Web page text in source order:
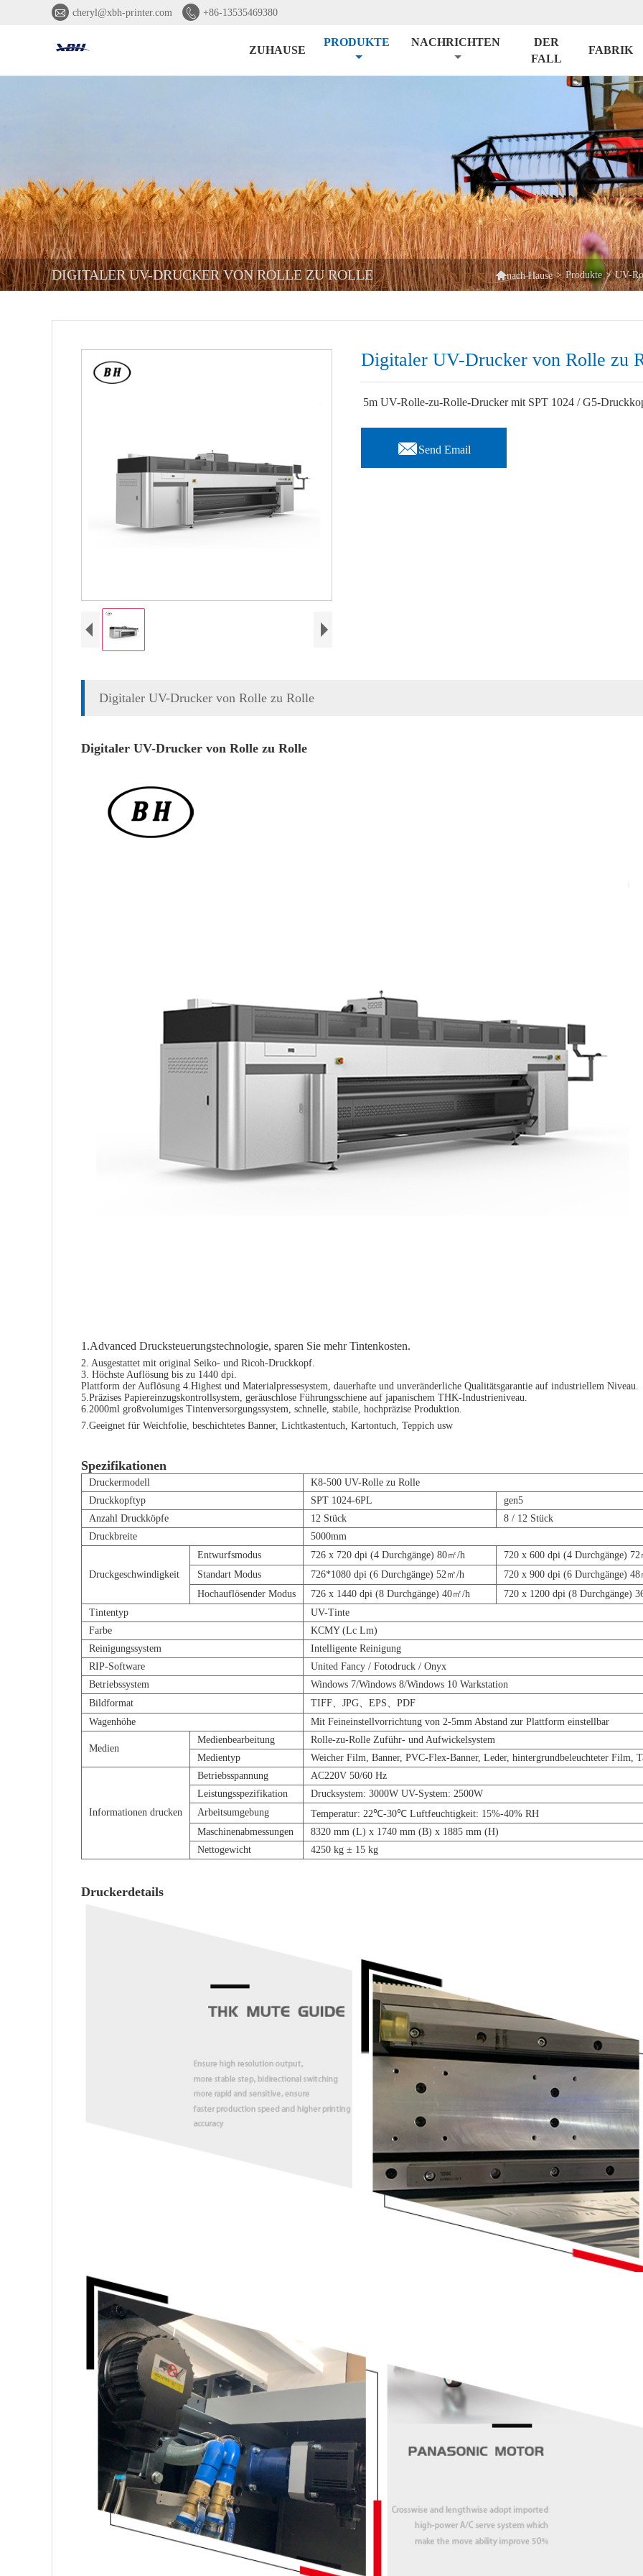
 cheryl@xbh-printer.com  +86-13535469380
ZUHAUSE
PRODUKTE NACHRICHTEN
DER
FALL
FABRIK
DIGITALER UV-DRUCKER VON ROLLE ZU ROLLE nach Hause > Produkte > UV-
Digitaler UV-Drucker von Rolle zu
5m UV-Rolle-zu-Rolle-Drucker mit SPT 1024 / G5-
Send Email
Digitaler UV-Drucker von Rolle zu Rolle
Digitaler UV-Drucker von Rolle zu Rolle
1.Advanced Drucksteuerungstechnologie, sparen Sie mehr Tintenkosten.
2. Ausgestattet mit original Seiko- und Ricoh-Druckkopf.
3. Höchste Auflösung bis zu 1440 dpi.
Plattform der Auflösung 4.Highest und Materialpressesystem, dauerhafte und unveränderliche Qualitätsgarantie auf industriellem Niveau.
5.Präzises Papiereinzugskontrollsystem, geräuschlose Führungsschiene auf japanischem THK-Industrieniveau.
6.2000ml großvolumiges Tintenversorgungssystem, schnelle, stabile, hochpräzise Produktion.
7.Geeignet für Weichfolie, beschichtetes Banner, Lichtkastentuch, Kartontuch, Teppich usw
Spezifikationen
Druckermodell
K8-500 UV-Rolle zu Rolle
Druckkopftyp
SPT 1024-6PL
gen5
Anzahl Druckköpfe
12 Stück
8 / 12 Stück
Druckbreite
5000mm
Druckgeschwindigkeit
Entwurfsmodus 726 x 720 dpi (4 Durchgänge) 80㎡/h
720 x 600 dpi (4 Durchgänge) 72
Standart Modus
726*1080 dpi (6 Durchgänge) 52㎡/h
720 x 900 dpi (6 Durchgänge) 48
Hochauflösender Modus
726 x 1440 dpi (8 Durchgänge) 40㎡/h
720 x 1200 dpi (8 Durchgänge)
Tintentyp
UV-Tinte
Farbe
KCMY (Lc Lm)
Reinigungssystem
Intelligente Reinigung
RIP-Software
United Fancy / Fotodruck / Onyx
Betriebssystem
Windows 7/Windows 8/Windows 10 Warkstation
Bildformat
TIFF、JPG、EPS、PDF
Wagenhöhe
Mit Feineinstellvorrichtung von 2-5mm Abstand zur Plattform einstellbar
Medien
Medienbearbeitung
Rolle-zu-Rolle Zuführ- und Aufwickelsystem
Medientyp
Weicher Film, Banner, PVC-Flex-Banner, Leder, hintergrundbeleuchteter Film,
Informationen drucken
Betriebsspannung
AC220V 50/60 Hz
Leistungsspezifikation
Drucksystem: 3000W UV-System: 2500W
Arbeitsumgebung
Temperatur: 22℃-30℃ Luftfeuchtigkeit: 15%-40% RH
Maschinenabmessungen
8320 mm (L) x 1740 mm (B) x 1885 mm (H)
Nettogewicht
4250 kg ± 15 kg
Druckerdetails